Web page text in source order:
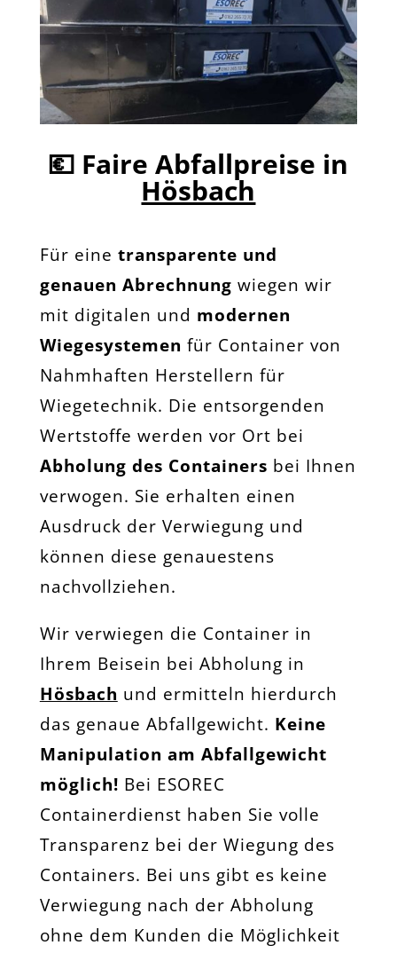
💶 Faire Abfallpreise in
Hösbach
Für eine transparente und
genauen Abrechnung wiegen wir
mit digitalen und modernen
Wiegesystemen für Container von
Nahmhaften Herstellern für
Wiegetechnik. Die entsorgenden
Wertstoffe werden vor Ort bei
Abholung des Containers bei Ihnen
verwogen. Sie erhalten einen
Ausdruck der Verwiegung und
können diese genauestens
nachvollziehen.
Wir verwiegen die Container in
Ihrem Beisein bei Abholung in
Hösbach und ermitteln hierdurch
das genaue Abfallgewicht. Keine
Manipulation am Abfallgewicht
möglich! Bei ESOREC
Containerdienst haben Sie volle
Transparenz bei der Wiegung des
Containers. Bei uns gibt es keine
Verwiegung nach der Abholung
ohne dem Kunden die Möglichkeit